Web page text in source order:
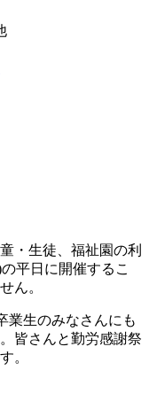
・生徒、福祉園の利
平日に開催するこ
ん。
業生のみなさんにも
皆さんと勤労感謝祭
。